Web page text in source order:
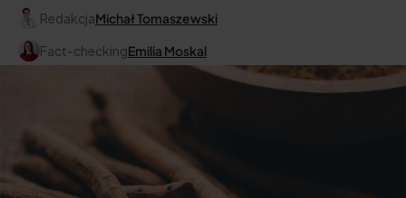
RedakcjaMichał Tomaszewski
Fact-checkingEmilia Moskal